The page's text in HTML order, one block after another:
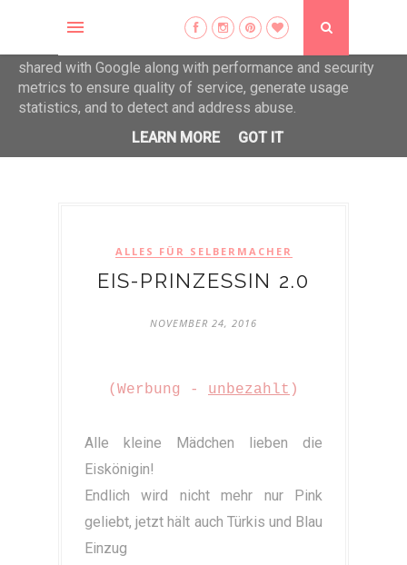
Die schönen Dinge erfreuen das Herz...
ALLES FÜR SELBERMACHER
EIS-PRINZESSIN 2.0
NOVEMBER 24, 2016
(Werbung - unbezahlt )
Alle kleine Mädchen lieben die
Eiskönigin!
Endlich wird nicht mehr nur Pink
geliebt, jetzt hält auch Türkis und Blau
Einzug
This site uses cookies from Google to deliver its services
shared with Google along with performance and security
metrics to ensure quality of service, generate usage
statistics, and to detect and address abuse.
LEARN MORE
GOT IT